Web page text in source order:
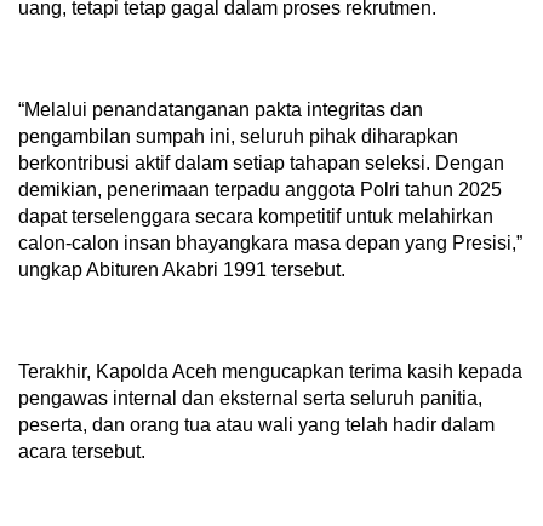
uang, tetapi tetap gagal dalam proses rekrutmen.
“Melalui penandatanganan pakta integritas dan
pengambilan sumpah ini, seluruh pihak diharapkan
berkontribusi aktif dalam setiap tahapan seleksi. Dengan
demikian, penerimaan terpadu anggota Polri tahun 2025
dapat terselenggara secara kompetitif untuk melahirkan
calon-calon insan bhayangkara masa depan yang Presisi,”
ungkap Abituren Akabri 1991 tersebut.
Terakhir, Kapolda Aceh mengucapkan terima kasih kepada
pengawas internal dan eksternal serta seluruh panitia,
peserta, dan orang tua atau wali yang telah hadir dalam
acara tersebut.